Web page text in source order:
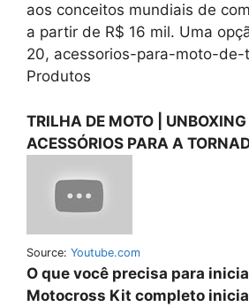
aos conceitos mundiais de
a partir de R$ 16 mil. Uma
20, acessorios-para-moto-de-
Produtos
TRILHA DE MOTO |
ACESSÓRIOS PARA A
Source: Youtube.com
O que você precisa para
Motocross Kit completo